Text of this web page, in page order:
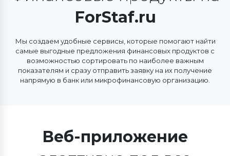
ForStaf.ru
Мы создаем удобные сервисы, которые помогают найти
самые выгодные предложения финансовых продуктов с
возможностью сортировать по наиболее важным
показателям и сразу отправить заявку на их получение
напрямую в банк или микрофинансовую организацию.
Веб-приложение